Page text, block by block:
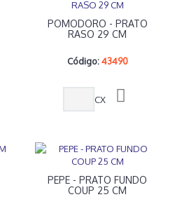
POMODORO - PRATO
RASO 29 CM
Código:43490
CX
PEPE - PRATO FUNDO
COUP 25 CM